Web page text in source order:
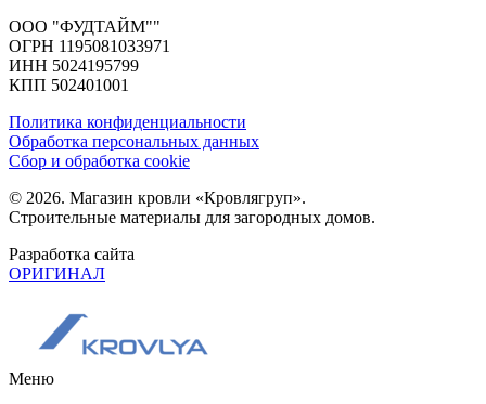
ООО "ФУДТАЙМ""
ОГРН 1195081033971
ИНН 5024195799
КПП 502401001
Политика конфиденциальности
Обработка персональных данных
Сбор и обработка cookie
© 2026. Магазин кровли «Кровлягруп».
Строительные материалы для загородных домов.
Разработка сайта
ОРИГИНАЛ
Меню